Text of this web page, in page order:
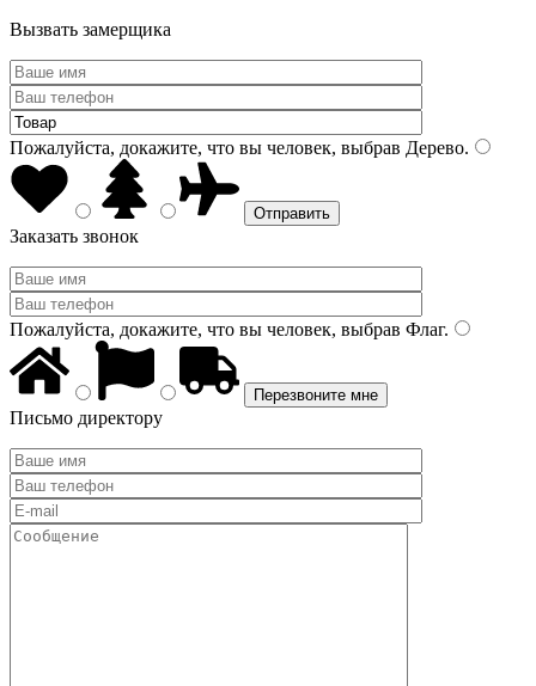
Вызвать замерщика
Пожалуйста, докажите, что вы человек, выбрав Дерево.
Заказать звонок
Пожалуйста, докажите, что вы человек, выбрав Флаг.
Письмо директору